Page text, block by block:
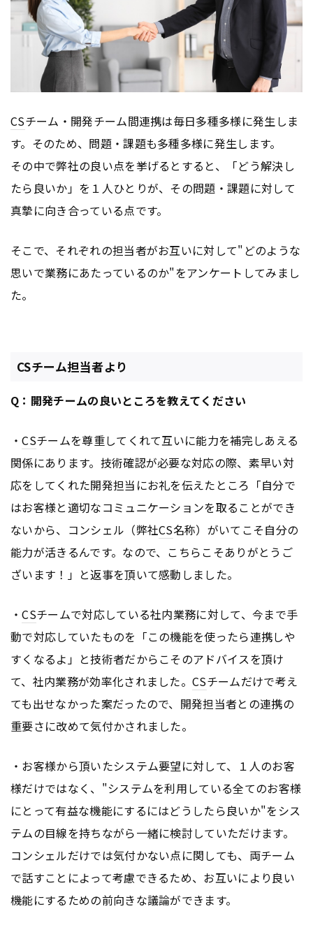
CSチーム・開発チーム間連携は毎日多種多様に発生しま
す。そのため、問題・課題も多種多様に発生します。
その中で弊社の良い点を挙げるとすると、「どう解決し
たら良いか」を１人ひとりが、その問題・課題に対して
真摯に向き合っている点です。
そこで、それぞれの担当者がお互いに対して"どのような
思いで業務にあたっているのか"をアンケートしてみまし
た。
CSチーム担当者より
Q：開発チームの良いところを教えてください
・CSチームを尊重してくれて互いに能力を補完しあえる
関係にあります。技術確認が必要な対応の際、素早い対
応をしてくれた開発担当にお礼を伝えたところ「自分で
はお客様と適切なコミュニケーションを取ることができ
ないから、コンシェル（弊社CS名称）がいてこそ自分の
能力が活きるんです。なので、こちらこそありがとうご
ざいます！」と返事を頂いて感動しました。
・CSチームで対応している社内業務に対して、今まで手
動で対応していたものを「この機能を使ったら連携しや
すくなるよ」と技術者だからこそのアドバイスを頂け
て、社内業務が効率化されました。CSチームだけで考え
ても出せなかった案だったので、開発担当者との連携の
重要さに改めて気付かされました。
・お客様から頂いたシステム要望に対して、１人のお客
様だけではなく、"システムを利用している全てのお客様
にとって有益な機能にするにはどうしたら良いか"をシス
テムの目線を持ちながら一緒に検討していただけます。
コンシェルだけでは気付かない点に関しても、両チーム
で話すことによって考慮できるため、お互いにより良い
機能にするための前向きな議論ができます。